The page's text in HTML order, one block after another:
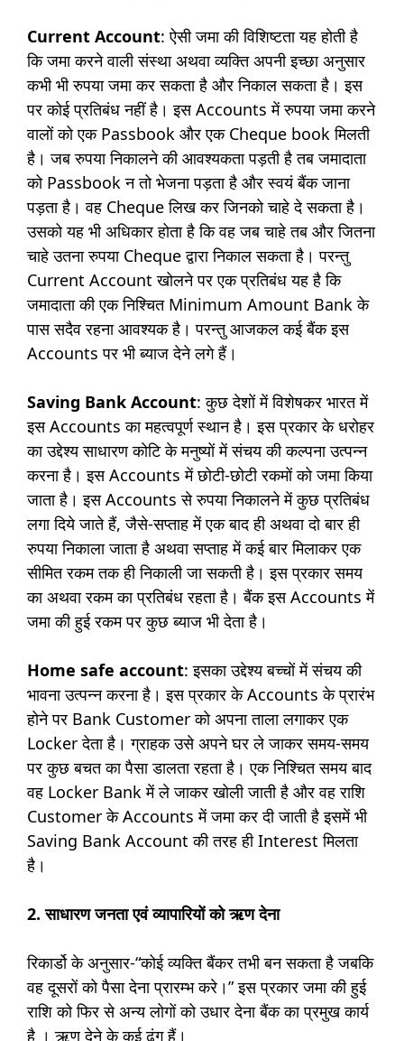
Current Account: ऐसी जमा की विशिष्टता यह होती है
कि जमा करने वाली संस्था अथवा व्यक्ति अपनी इच्छा अनुसार
कभी भी रुपया जमा कर सकता है और निकाल सकता है। इस
पर कोई प्रतिबंध नहीं है। इस Accounts में रुपया जमा करने
वालों को एक Passbook और एक Cheque book मिलती
है। जब रुपया निकालने की आवश्यकता पड़ती है तब जमादाता
को Passbook न तो भेजना पड़ता है और स्वयं बैंक जाना
पड़ता है। वह Cheque लिख कर जिनको चाहे दे सकता है।
उसको यह भी अधिकार होता है कि वह जब चाहे तब और जितना
चाहे उतना रुपया Cheque द्वारा निकाल सकता है। परन्तु
Current Account खोलने पर एक प्रतिबंध यह है कि
जमादाता की एक निश्चित Minimum Amount Bank के
पास सदैव रहना आवश्यक है। परन्तु आजकल कई बैंक इस
Accounts पर भी ब्याज देने लगे हैं।
Saving Bank Account: कुछ देशों में विशेषकर भारत में
इस Accounts का महत्वपूर्ण स्थान है। इस प्रकार के धरोहर
का उद्देश्य साधारण कोटि के मनुष्यों में संचय की कल्पना उत्पन्न
करना है। इस Accounts में छोटी-छोटी रकमों को जमा किया
जाता है। इस Accounts से रुपया निकालने में कुछ प्रतिबंध
लगा दिये जाते हैं, जैसे-सप्ताह में एक बाद ही अथवा दो बार ही
रुपया निकाला जाता है अथवा सप्ताह में कई बार मिलाकर एक
सीमित रकम तक ही निकाली जा सकती है। इस प्रकार समय
का अथवा रकम का प्रतिबंध रहता है। बैंक इस Accounts में
जमा की हुई रकम पर कुछ ब्याज भी देता है।
Home safe account: इसका उद्देश्य बच्चों में संचय की
भावना उत्पन्न करना है। इस प्रकार के Accounts के प्रारंभ
होने पर Bank Customer को अपना ताला लगाकर एक
Locker देता है। ग्राहक उसे अपने घर ले जाकर समय-समय
पर कुछ बचत का पैसा डालता रहता है। एक निश्चित समय बाद
वह Locker Bank में ले जाकर खोली जाती है और वह राशि
Customer के Accounts में जमा कर दी जाती है इसमें भी
Saving Bank Account की तरह ही Interest मिलता
है।
2. साधारण जनता एवं व्यापारियों को ऋण देना
रिकार्डो के अनुसार-“कोई व्यक्ति बैंकर तभी बन सकता है जबकि
वह दूसरों को पैसा देना प्रारम्भ करे।” इस प्रकार जमा की हुई
राशि को फिर से अन्य लोगों को उधार देना बैंक का प्रमुख कार्य
है । ऋण देने के कई ढंग हैं।